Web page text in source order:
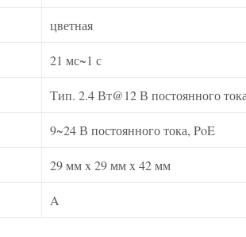
цветная
21 мс~1 с
Тип. 2.4 Вт@12 В постоянного тока
9~24 В постоянного тока, PoE
29 мм x 29 мм x 42 мм
A